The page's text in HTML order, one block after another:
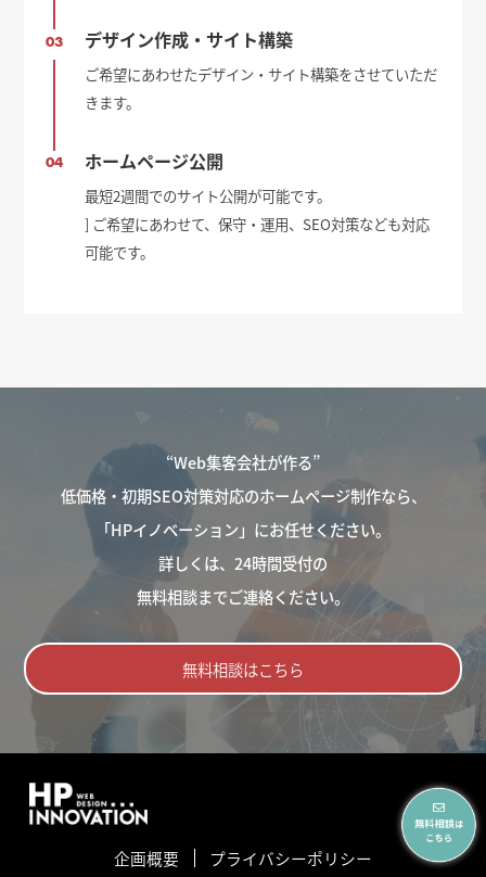
03 デザイン作成・サイト構築
ご希望にあわせたデザイン・サイト構築をさせていただ
きます。
04 ホームページ公開
最短2週間でのサイト公開が可能です。
] ご希望にあわせて、保守・運用、SEO対策なども対応
可能です。
“Web集客会社が作る”
低価格・初期SEO対策対応のホームページ制作なら、
「HPイノベーション」にお任せください。
詳しくは、24時間受付の
無料相談までご連絡ください。
無料相談はこちら
企画概要 プライバシーポリシー